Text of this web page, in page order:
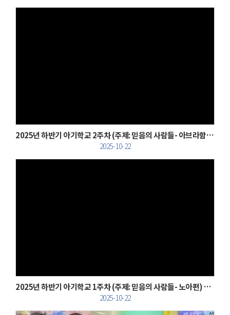
2025년 하반기 아기학교 2주차 (주제: 믿음의 사람들- 아브라함편) 활동 사진
2025-10-22
2025년 하반기 아기학교 1주차 (주제: 믿음의 사람들- 노아편) 활동 사진
2025-10-22